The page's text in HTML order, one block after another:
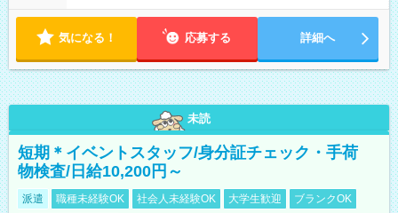
気になる！ 応募する 詳細へ
未読
短期＊イベントスタッフ/身分証チェック・手荷
物検査/日給10,200円～
派遣 職種未経験OK 社会人未経験OK 大学生歓迎
ブランクOK